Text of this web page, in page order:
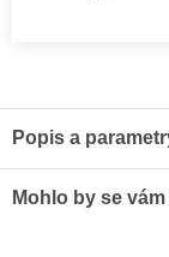
Popis a
Mohlo by se